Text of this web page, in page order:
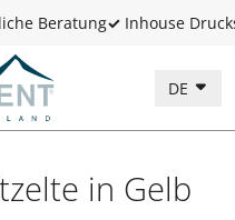
Beratung✓ Inhouse
DE
in Gelb